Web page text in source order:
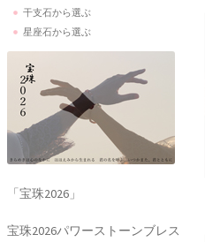
干支石から選ぶ
星座石から選ぶ
「宝珠2026」
宝珠2026パワーストーンブレス